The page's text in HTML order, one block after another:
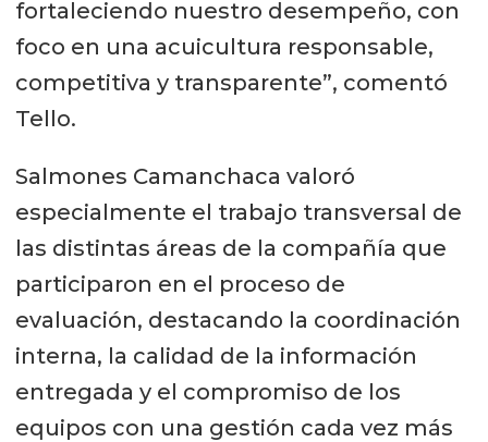
fortaleciendo nuestro desempeño, con
foco en una acuicultura responsable,
competitiva y transparente”, comentó
Tello.
Salmones Camanchaca valoró
especialmente el trabajo transversal de
las distintas áreas de la compañía que
participaron en el proceso de
evaluación, destacando la coordinación
interna, la calidad de la información
entregada y el compromiso de los
equipos con una gestión cada vez más